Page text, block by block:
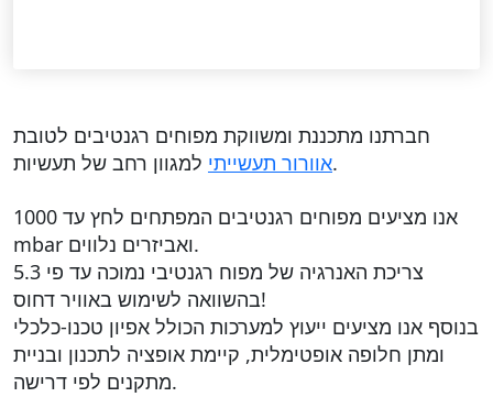
חברתנו מתכננת ומשווקת מפוחים רגנטיבים לטובת
אוורור תעשייתילמגוון רחב של תעשיות.
אנו מציעים מפוחים רגנטיבים המפתחים לחץ עד 1000
mbar ואביזרים נלווים.
צריכת האנרגיה של מפוח רגנטיבי נמוכה עד פי 5.3
בהשוואה לשימוש באוויר דחוס!
בנוסף אנו מציעים ייעוץ למערכות הכולל אפיון טכנו-כלכלי
ומתן חלופה אופטימלית, קיימת אופציה לתכנון ובניית
מתקנים לפי דרישה.